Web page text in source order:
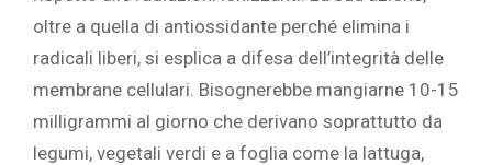
oltre a quella di antiossidante perché elimina i
radicali liberi, si esplica a difesa dell’integrità delle
membrane cellulari. Bisognerebbe mangiarne 10-15
milligrammi al giorno che derivano soprattutto da
legumi, vegetali verdi e a foglia come la lattuga,